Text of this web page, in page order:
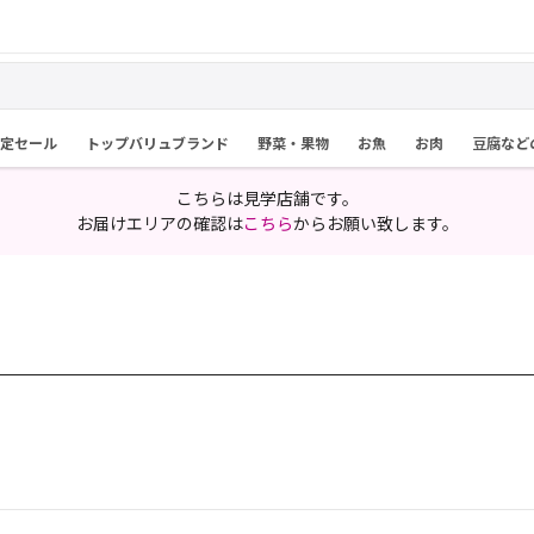
セール トップバリュブランド 野菜・果物 お魚 お肉 豆腐など
こちらは見学店舗です。
お届けエリアの確認はこちらからお願い致します。